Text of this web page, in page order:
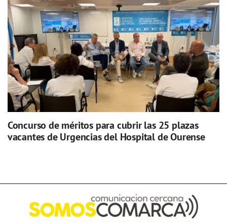
Concurso de méritos para cubrir las 25 plazas
vacantes de Urgencias del Hospital de Ourense